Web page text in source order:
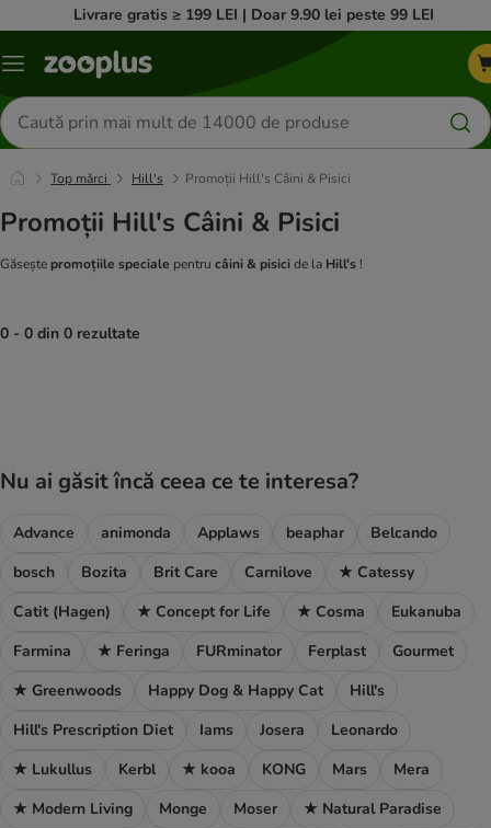
Livrare gratis ≥ 199 LEI | Doar 9.90 lei peste 99 LEI
Categorii
Căutare
produse
Top mărci Hill's Promoții Hill's Câini & Pisici
Promoții Hill's Câini & Pisici
Găsește promoțiile speciale pentru câini & pisicide la Hill's !
0 - 0 din 0 rezultate
Nu ai găsit încă ceea ce te interesa?
Advance animonda Applaws beaphar
Belcando
bosch
Bozita Brit Care Carnilove
★ Catessy
Catit (Hagen)
★ Concept for Life ★ Cosma
Eukanuba
Farmina
★ Feringa FURminator Ferplast
Gourmet
★ Greenwoods
Happy Dog & Happy Cat
Hill's
Hill's Prescription Diet
Iams Josera
Leonardo
★ Lukullus
Kerbl ★ kooa KONG Mars
Mera
★ Modern Living
Monge Moser
★ Natural Paradise